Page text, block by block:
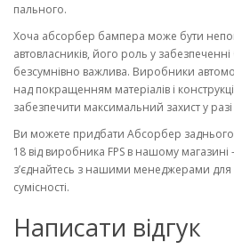
пального.
Хоча абсорбер бампера може бути
автовласників, його роль у
безсумнівно важлива. Виробники
над покращенням матеріалів і
забезпечити максимальний захист у разі
Ви можете придбати Абсорбер заднього
18 від виробника FPS в нашому магазині
з’єднайтесь з нашими менеджерами для
сумісності.
Написати відгук